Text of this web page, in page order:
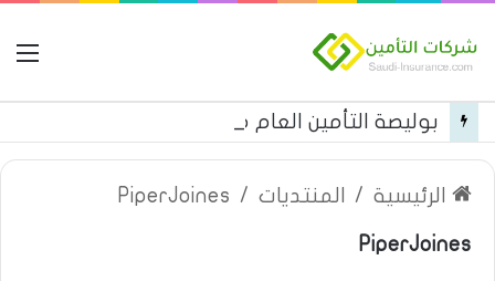
الرئيسية / المنتديات /
PiperJoines
PiperJoines